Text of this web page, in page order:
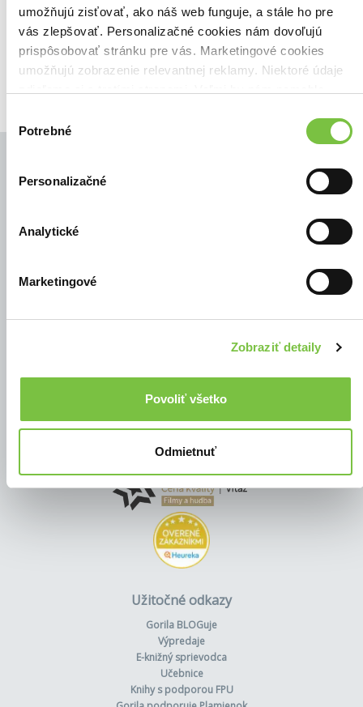
umožňujú zisťovať, ako náš web funguje, a stále ho pre
vás zlepšovať. Personalizačné cookies nám dovoľujú
prispôsobovať stránku pre vás. Marketingové cookies
umožňujú zobrazenie relevantnej reklamy. Niektoré údaje
súhlasu
Potrebné
Personalizačné
Analytické
Marketingové
Zobraziť detaily
Povoliť všetko
Odmietnuť
Filtrovať
Užitočné odkazy
Gorila BLOGuje
Výpredaje
E-knižný sprievodca
Učebnice
Knihy s podporou FPU